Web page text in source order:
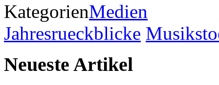
KategorienMedien
Jahresrueckblicke
Neueste Artikel